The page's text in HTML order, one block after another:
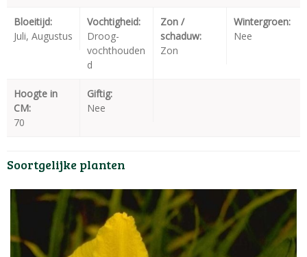
Bloeitijd:
Juli, Augustus
Vochtigheid:
Droog-
vochthouden
d
Zon /
schaduw:
Zon
Wintergroen:
Nee
Hoogte in
CM:
70
Giftig:
Nee
Soortgelijke planten